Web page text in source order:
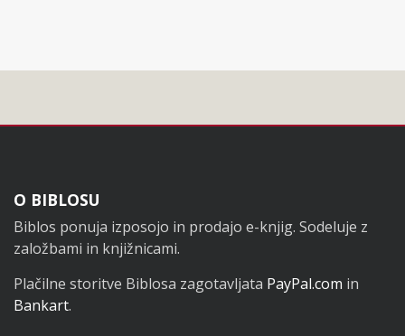
Noga
O BIBLOSU
Biblos ponuja izposojo in prodajo e-knjig. Sodeluje z
založbami in knjižnicami.
Plačilne storitve Biblosa zagotavljata PayPal.com in
Bankart.